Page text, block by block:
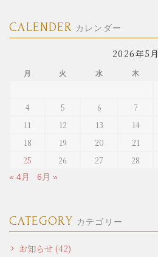
CALENDER カレンダー
2026年5月
月 火 水 木
4
5 6 7
11
12 13 14
18
19 20 21
25
26 27 28
« 4月 6月 »
CATEGORY カテゴリー
お知らせ (42)